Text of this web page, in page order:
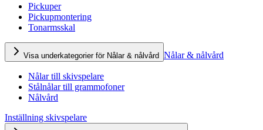
Pickuper
Pickupmontering
Tonarmsskal
Visa underkategorier för Nålar & nålvård Nålar & nålvård
Nålar till skivspelare
Stålnålar till grammofoner
Nålvård
Inställning skivspelare